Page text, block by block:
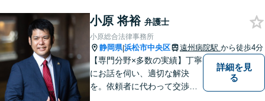
m・電話相談にも対応してお
ります。【近隣駐車場あり】
【 完全個室で相談可能】
小原 将裕 弁護士
小原総合法律事務所
静岡県|浜松市中央区 遠州病院駅 から徒歩4分
【専門分野×多数の実績】丁寧
にお話を伺い、適切な解決
を。依頼者に代わって交渉・
詳細を見
る